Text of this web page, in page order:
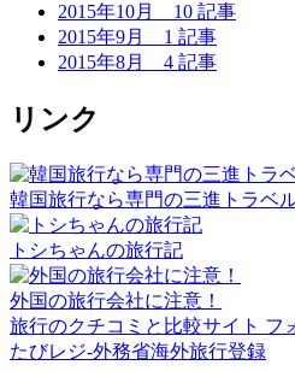
2015年10月 10 記事
2015年9月 1 記事
2015年8月 4 記事
リンク
韓国旅行なら専門の三進トラベ
トシちゃんの旅行記
外国の旅行会社に注意！
旅行のクチコミと比較サイト フ
たびレジ-外務省海外旅行登録